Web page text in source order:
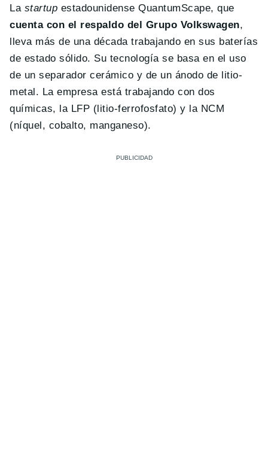
La startup estadounidense QuantumScape, que
cuenta con el respaldo del Grupo Volkswagen,
lleva más de una década trabajando en sus baterías
de estado sólido. Su tecnología se basa en el uso
de un separador cerámico y de un ánodo de litio-
metal. La empresa está trabajando con dos
químicas, la LFP (litio-ferrofosfato) y la NCM
(níquel, cobalto, manganeso).